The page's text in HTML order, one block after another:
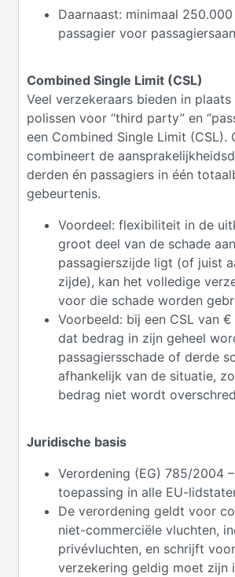
Daarnaast: minimaal 250.000
passagier voor
Combined Single Limit (CSL)
Veel verzekeraars bieden in
polissen voor “third party” en
een Combined Single Limit (CSL).
combineert de
derden én passagiers in één
gebeurtenis.
Voordeel: flexibiliteit in de
groot deel van de schade aan
passagierszijde ligt (of juist
zijde), kan het volledige
voor die schade worden
Voorbeeld: bij een CSL van
dat bedrag in zijn geheel
passagiersschade of derde
afhankelijk van de situatie,
bedrag niet wordt
Juridische basis
Verordening (EG) 785/2004
toepassing in alle EU-
De verordening geldt voor
niet-commerciële vluchten,
privévluchten, en schrijft
verzekering geldig moet zijn